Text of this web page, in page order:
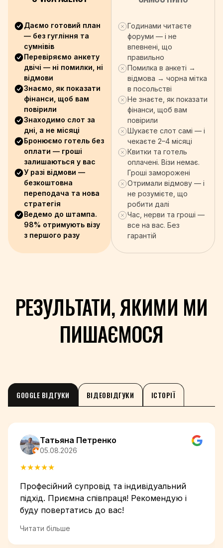
+992
+255
+66
+670
+228
+676
+1-868
+216
+90
+993
+688
+256
+971
+44
+598
+678
+39
+263
Даємо готовий план
— без гугління та
сумнівів
Перевіряємо анкету
двічі — ні помилки, ні
відмови
Знаємо, як показати
фінанси, щоб вам
повірили
Знаходимо слот за
дні, а не місяці
Бронюємо готель без
оплати — гроші
залишаються у вас
У разі відмови —
безкоштовна
переподача та нова
стратегія
Ведемо до штампа.
98% отримують візу
з першого разу
Годинами читаєте
форуми — і не
впевнені, що
правильно
Помилка в анкеті →
відмова → чорна мітка
в посольстві
Не знаєте, як показати
фінанси, щоб вам
повірили
Шукаєте слот самі — і
чекаєте 2–4 місяці
Квитки та готель
оплачені. Візи немає.
Гроші заморожені
Отримали відмову — і
не розумієте, що
робити далі
Час, нерви та гроші —
все на вас. Без
гарантій
РЕЗУЛЬТАТИ, ЯКИМИ МИ
ПИШАЄМОСЯ
GOOGLE ВІДГУКИ ВІДЕОВІДГУКИ ІСТОРІЇ
Татьяна Петренко
05.08.2026
★★★★★
Професійний супровід та індивідуальний
підхід. Приємна співпраця! Рекомендую і
буду повертатись до вас!
Читати більше